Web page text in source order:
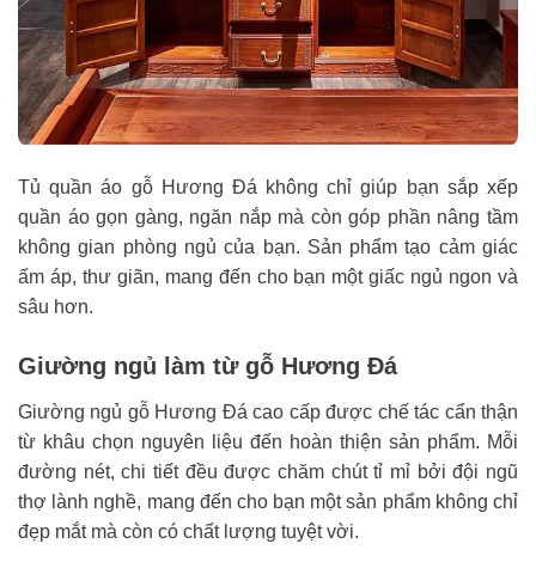
Tủ quần áo gỗ Hương Đá không chỉ giúp bạn sắp xếp
quần áo gọn gàng, ngăn nắp mà còn góp phần nâng tầm
không gian phòng ngủ của bạn. Sản phẩm tạo cảm giác
ấm áp, thư giãn, mang đến cho bạn một giấc ngủ ngon và
sâu hơn.
Giường ngủ làm từ gỗ Hương Đá
Giường ngủ gỗ Hương Đá cao cấp được chế tác cẩn thận
từ khâu chọn nguyên liệu đến hoàn thiện sản phẩm. Mỗi
đường nét, chi tiết đều được chăm chút tỉ mỉ bởi đội ngũ
thợ lành nghề, mang đến cho bạn một sản phẩm không chỉ
đẹp mắt mà còn có chất lượng tuyệt vời.